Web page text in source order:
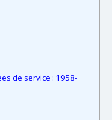
de service : 1958-